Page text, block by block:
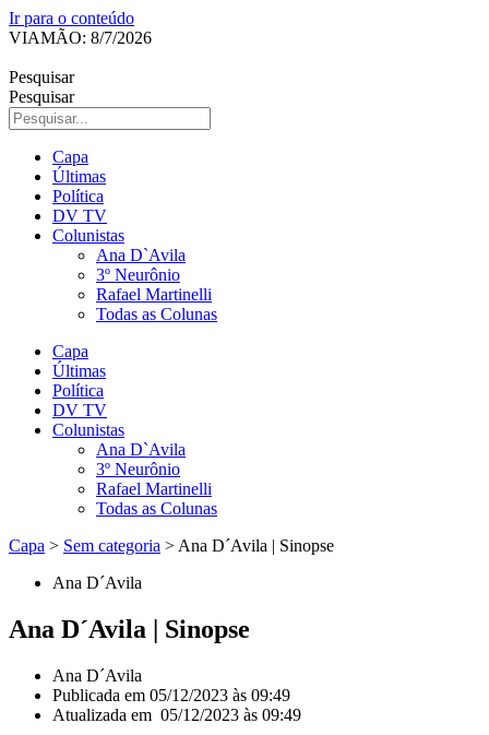
Ir para o conteúdo
VIAMÃO: 8/7/2026
Pesquisar
Pesquisar
Capa
Últimas
Política
DV TV
Colunistas
Ana D`Avila
3º Neurônio
Rafael Martinelli
Todas as Colunas
Capa
Últimas
Política
DV TV
Colunistas
Ana D`Avila
3º Neurônio
Rafael Martinelli
Todas as Colunas
Capa > Sem categoria > Ana D´Avila | Sinopse
Ana D´Avila
Ana D´Avila | Sinopse
Ana D´Avila
Publicada em 05/12/2023 às 09:49
Atualizada em 05/12/2023 às 09:49